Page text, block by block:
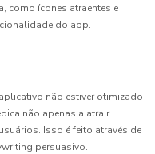
como ícones atraentes e
do app.
não estiver otimizado
não apenas a atrair
Isso é feito através de
persuasivo.